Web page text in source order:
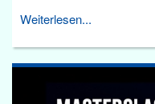
Weiterlesen...